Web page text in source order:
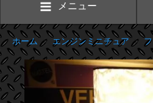
メニュー
ホーム>エンジンミニチュア>